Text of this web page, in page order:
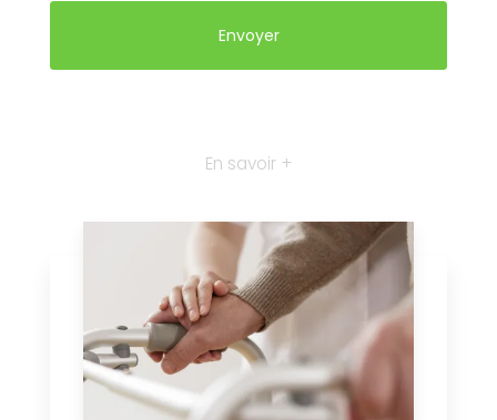
En savoir +